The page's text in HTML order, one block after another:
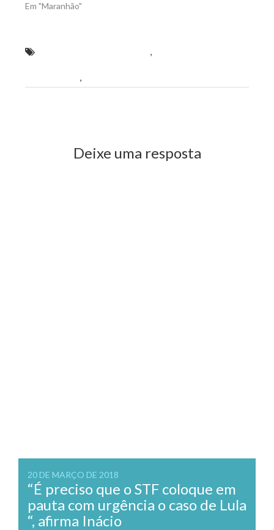
Em "Maranhão"
,
,
Deixe uma resposta
20 DE MARÇO DE 2018
“É preciso que o STF coloque em
pauta com urgência o caso de Lula
“, afirma Inácio